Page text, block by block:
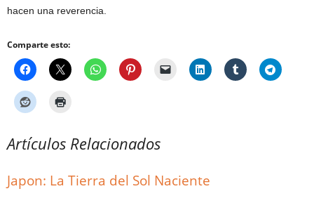
hacen una reverencia.
Comparte esto:
Artículos Relacionados
Japon: La Tierra del Sol Naciente